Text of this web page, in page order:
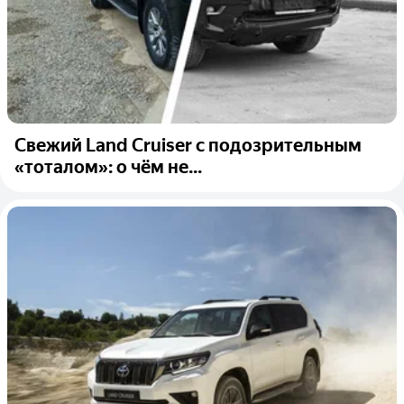
Свежий Land Cruiser с подозрительным
«тоталом»: о чём не...